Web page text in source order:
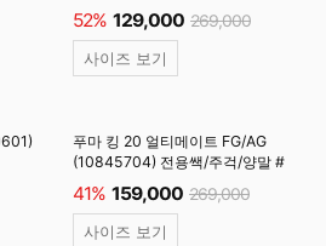
52% 129,000 269,000
사이즈 보기
푸마 킹 20 얼티메이트 FG/AG
(10845704) 전용쌕/주걱/양말 #
41% 159,000 269,000
사이즈 보기